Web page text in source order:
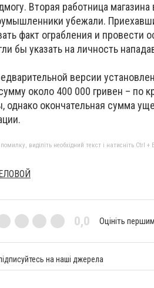
Вторая работница
убежали.
факт ограбления и провести
бы указать на личность
версии
около 400 000 гривен – по
однако окончательная сумма
виділіть необхідний текст і натисніть Ctrl
0,0 Оцініть першим
на наші джерела